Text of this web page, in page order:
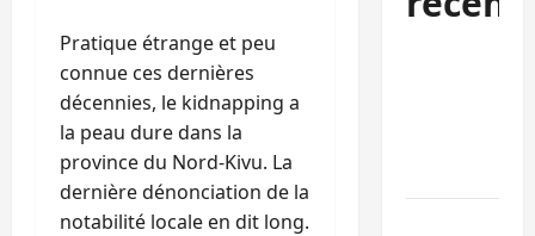
Pratique étrange et peu
connue ces dernières
décennies, le kidnapping a
la peau dure dans la
province du Nord-Kivu. La
dernière dénonciation de la
notabilité locale en dit long.